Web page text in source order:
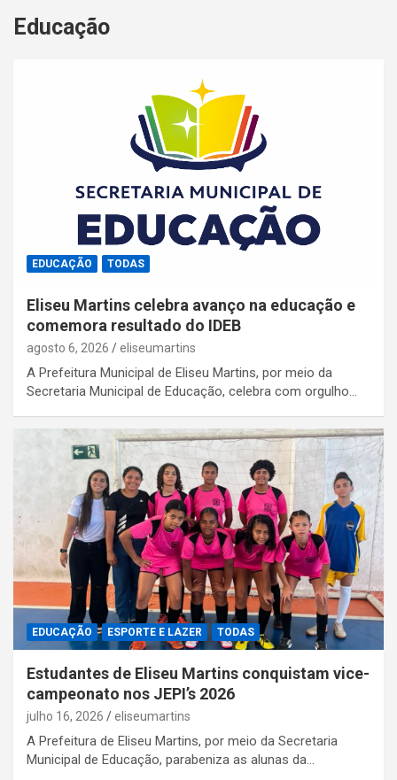
Educação
EDUCAÇÃO TODAS
Eliseu Martins celebra avanço na educação e
comemora resultado do IDEB
agosto 6, 2026 eliseumartins
A Prefeitura Municipal de Eliseu Martins, por meio da
Secretaria Municipal de Educação, celebra com orgulho…
EDUCAÇÃO ESPORTE E LAZER TODAS
Estudantes de Eliseu Martins conquistam vice-
campeonato nos JEPI’s 2026
julho 16, 2026 eliseumartins
A Prefeitura de Eliseu Martins, por meio da Secretaria
Municipal de Educação, parabeniza as alunas da…